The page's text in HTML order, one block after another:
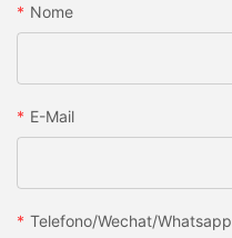
Nome
E-Mail
Telefono/wechat/whatsapp